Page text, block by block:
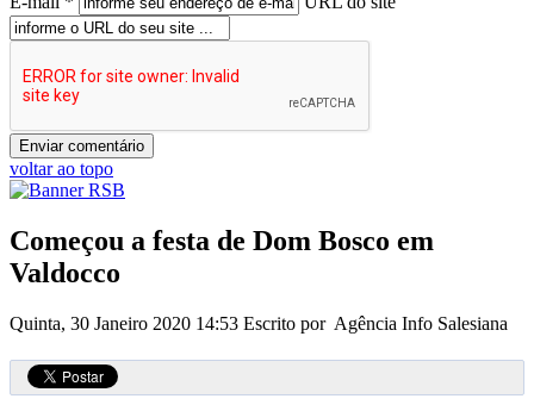
voltar ao topo
Começou a festa de Dom Bosco em
Valdocco
Quinta, 30 Janeiro 2020 14:53 Escrito por Agência Info Salesiana